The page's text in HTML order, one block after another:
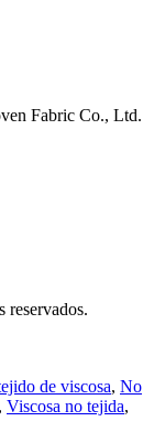
Fabric Co., Ltd.
reservados.
de viscosa, No
, Viscosa no tejida,